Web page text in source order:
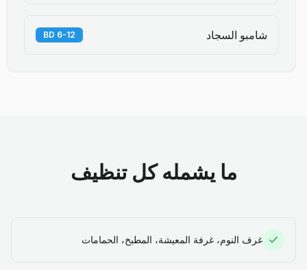
شامبو السجاد 6-12 BD
ما يشمله كل تنظيف
غرف النوم، غرفة المعيشة، المطبخ، الحمامات